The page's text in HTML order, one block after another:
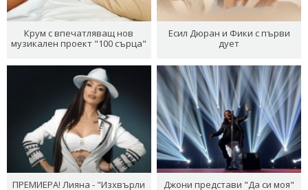
Крум с впечатляващ нов
музикален проект "100 сърца"
Есил Дюран и Фики с първи
дует
ПРЕМИЕРА! Лияна - "Изхвърли
Джони представи "Да си моя"